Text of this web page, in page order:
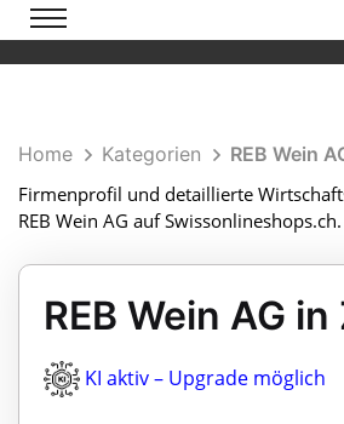
Home Kategorien
REB Wein
Firmenprofil und detaillierte
REB Wein AG auf Swissonlineshops.ch.
REB Wein AG
KI aktiv – Upgrade möglich